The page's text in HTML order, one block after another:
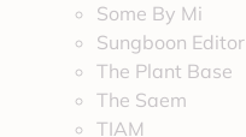
Some By Mi
Sungboon Editor
The Plant Base
The Saem
TIAM